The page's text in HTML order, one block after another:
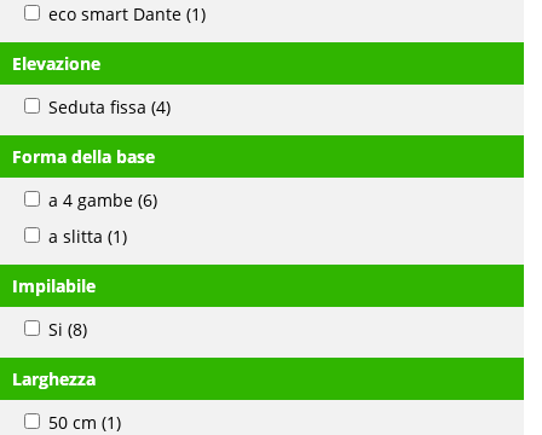
eco smart Dante (1)
Elevazione
Seduta fissa (4)
Forma della base
a 4 gambe (6)
a slitta (1)
Impilabile
Si (8)
Larghezza
50 cm (1)